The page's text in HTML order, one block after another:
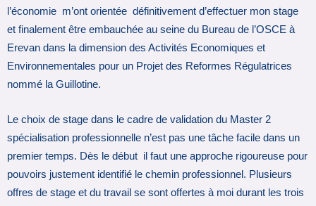
l’économie m’ont orientée définitivement d’effectuer mon stage
et finalement être embauchée au seine du Bureau de l’OSCE à
Erevan dans la dimension des Activités Economiques et
Environnementales pour un Projet des Reformes Régulatrices
nommé la Guillotine.
Le choix de stage dans le cadre de validation du Master 2
spécialisation professionnelle n’est pas une tâche facile dans un
premier temps. Dès le début il faut une approche rigoureuse pour
pouvoirs justement identifié le chemin professionnel. Plusieurs
offres de stage et du travail se sont offertes à moi durant les trois